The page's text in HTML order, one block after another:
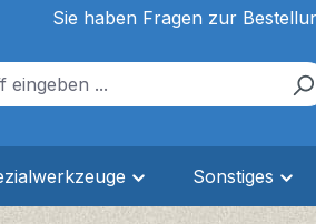
Sie haben Fragen zur
Sonstiges